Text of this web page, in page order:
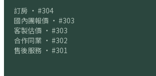
訂房 · #304
國內團報價 · #303
客製估價 · #303
合作同業 · #302
售後服務 · #301